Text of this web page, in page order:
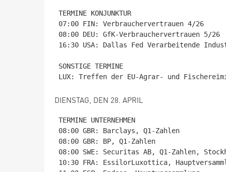
TERMINE KONJUNKTUR
07:00 FIN: Verbrauchervertrauen 4/26
08:00 DEU: GfK-Verbrauchervertrauen 5/26
16:30 USA: Dallas Fed Verarbeitende
SONSTIGE TERMINE
DIENSTAG, DEN 28. APRIL
TERMINE UNTERNEHMEN
08:00 GBR: Barclays, Q1-Zahlen
08:00 GBR: BP, Q1-Zahlen
08:00 SWE: Securitas AB, Q1-Zahlen,
10:30 FRA: EssilorLuxottica,